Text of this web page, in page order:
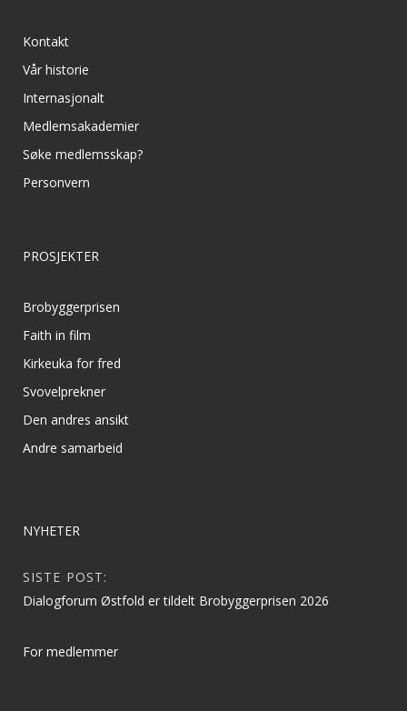
Kontakt
Vår historie
Internasjonalt
Medlemsakademier
Søke medlemsskap?
Personvern
PROSJEKTER
Brobyggerprisen
Faith in film
Kirkeuka for fred
Svovelprekner
Den andres ansikt
Andre samarbeid
NYHETER
SISTE POST:
Dialogforum Østfold er tildelt Brobyggerprisen 2026
For medlemmer